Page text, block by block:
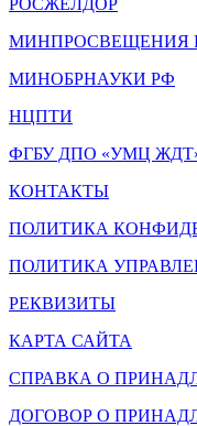
МИНПРОСВЕЩЕНИЯ
МИНОБРНАУКИ РФ
НЦПТИ
ФГБУ ДПО «УМЦ
КОНТАКТЫ
ПОЛИТИКА
ПОЛИТИКА
РЕКВИЗИТЫ
КАРТА САЙТА
СПРАВКА О
ДОГОВОР О